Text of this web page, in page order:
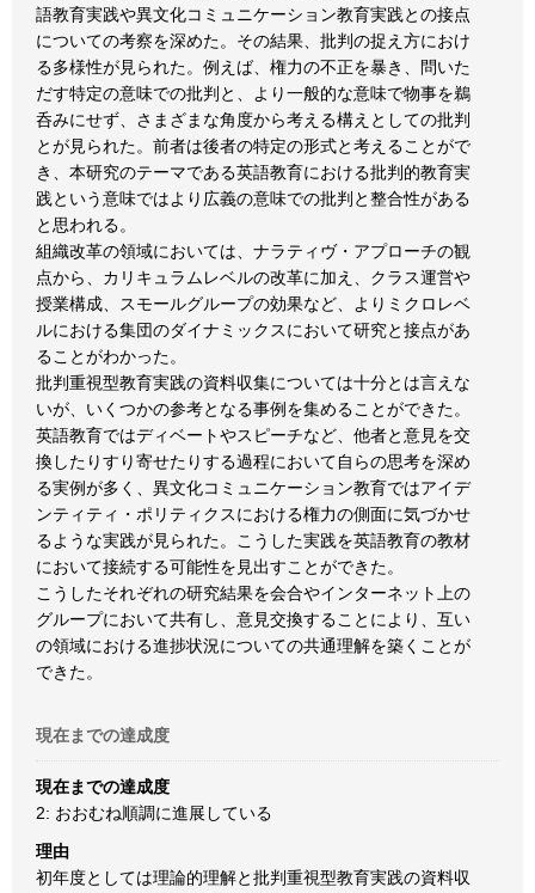
語教育実践や異文化コミュニケーション教育実践との接点
についての考察を深めた。その結果、批判の捉え方におけ
る多様性が見られた。例えば、権力の不正を暴き、問いた
だす特定の意味での批判と、より一般的な意味で物事を鵜
呑みにせず、さまざまな角度から考える構えとしての批判
とが見られた。前者は後者の特定の形式と考えることがで
き、本研究のテーマである英語教育における批判的教育実
践という意味ではより広義の意味での批判と整合性がある
と思われる。
組織改革の領域においては、ナラティヴ・アプローチの観
点から、カリキュラムレベルの改革に加え、クラス運営や
授業構成、スモールグループの効果など、よりミクロレベ
ルにおける集団のダイナミックスにおいて研究と接点があ
ることがわかった。
批判重視型教育実践の資料収集については十分とは言えな
いが、いくつかの参考となる事例を集めることができた。
英語教育ではディベートやスピーチなど、他者と意見を交
換したりすり寄せたりする過程において自らの思考を深め
る実例が多く、異文化コミュニケーション教育ではアイデ
ンティティ・ポリティクスにおける権力の側面に気づかせ
るような実践が見られた。こうした実践を英語教育の教材
において接続する可能性を見出すことができた。
こうしたそれぞれの研究結果を会合やインターネット上の
グループにおいて共有し、意見交換することにより、互い
の領域における進捗状況についての共通理解を築くことが
できた。
現在までの達成度
現在までの達成度
2: おおむね順調に進展している
理由
初年度としては理論的理解と批判重視型教育実践の資料収